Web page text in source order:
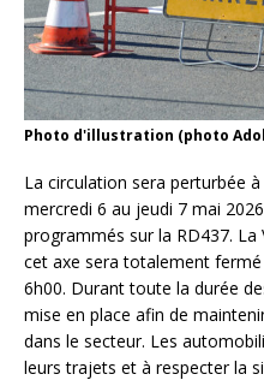
Photo d'illustration (photo
La circulation sera perturbée
mercredi 6 au jeudi 7 mai
programmés sur la RD437.
cet axe sera totalement
6h00. Durant toute la durée
mise en place afin de
dans le secteur. Les
leurs trajets et à respecter la